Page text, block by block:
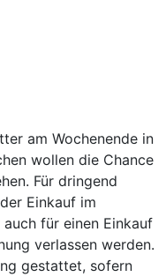
am Wochenende in
wollen die Chance
Für dringend
Einkauf im
für einen Einkauf
verlassen werden.
gestattet, sofern